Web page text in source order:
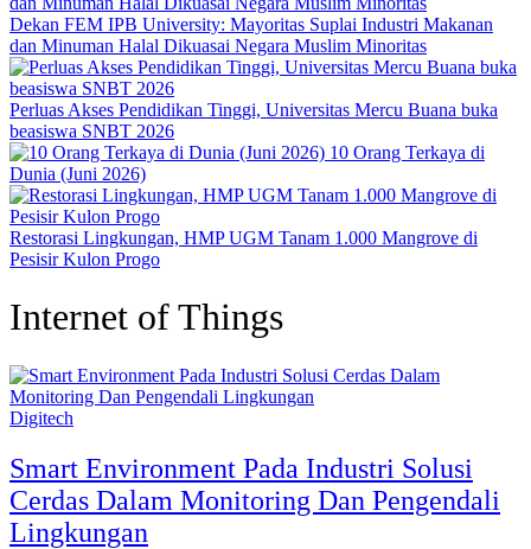
Dekan FEM IPB University: Mayoritas Suplai Industri Makanan
dan Minuman Halal Dikuasai Negara Muslim Minoritas
Perluas Akses Pendidikan Tinggi, Universitas Mercu Buana buka
beasiswa SNBT 2026
10 Orang Terkaya di
Dunia (Juni 2026)
Restorasi Lingkungan, HMP UGM Tanam 1.000 Mangrove di
Pesisir Kulon Progo
Internet of Things
Digitech
Smart Environment Pada Industri Solusi
Cerdas Dalam Monitoring Dan Pengendali
Lingkungan